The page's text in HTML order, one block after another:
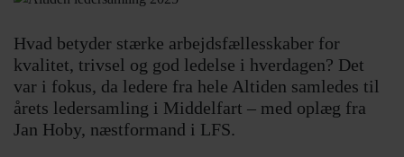
Hvad betyder stærke arbejdsfællesskaber for
kvalitet, trivsel og god ledelse i hverdagen? Det
var i fokus, da ledere fra hele Altiden samledes til
årets ledersamling i Middelfart – med oplæg fra
Jan Hoby, næstformand i LFS.